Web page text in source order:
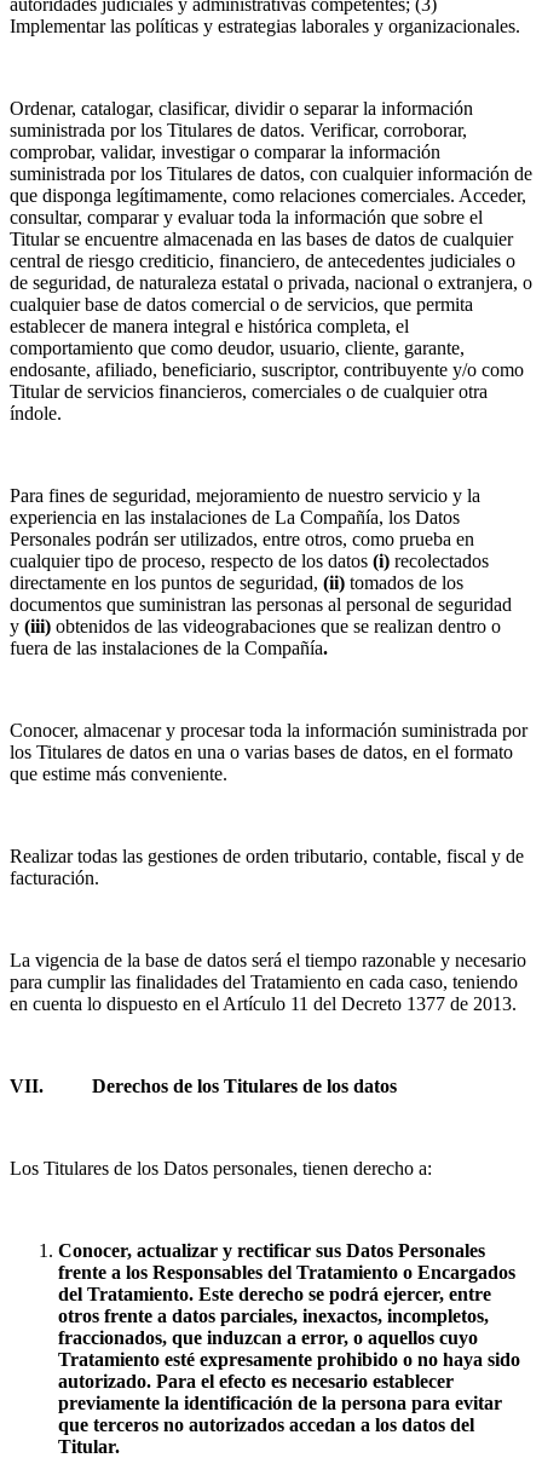
Implementar las políticas y estrategias laborales y organizacionales.
Ordenar, catalogar, clasificar, dividir o separar la información
suministrada por los Titulares de datos. Verificar, corroborar,
comprobar, validar, investigar o comparar la información
suministrada por los Titulares de datos, con cualquier información de
que disponga legítimamente, como relaciones comerciales. Acceder,
consultar, comparar y evaluar toda la información que sobre el
Titular se encuentre almacenada en las bases de datos de cualquier
central de riesgo crediticio, financiero, de antecedentes judiciales o
de seguridad, de naturaleza estatal o privada, nacional o extranjera, o
cualquier base de datos comercial o de servicios, que permita
establecer de manera integral e histórica completa, el
comportamiento que como deudor, usuario, cliente, garante,
endosante, afiliado, beneficiario, suscriptor, contribuyente y/o como
Titular de servicios financieros, comerciales o de cualquier otra
índole.
Para fines de seguridad, mejoramiento de nuestro servicio y la
experiencia en las instalaciones de La Compañía, los Datos
Personales podrán ser utilizados, entre otros, como prueba en
cualquier tipo de proceso, respecto de los datos (i) recolectados
directamente en los puntos de seguridad, (ii) tomados de los
documentos que suministran las personas al personal de seguridad
y (iii) obtenidos de las videograbaciones que se realizan dentro o
fuera de las instalaciones de la Compañía.
Conocer, almacenar y procesar toda la información suministrada por
los Titulares de datos en una o varias bases de datos, en el formato
que estime más conveniente.
Realizar todas las gestiones de orden tributario, contable, fiscal y de
facturación.
La vigencia de la base de datos será el tiempo razonable y necesario
para cumplir las finalidades del Tratamiento en cada caso, teniendo
en cuenta lo dispuesto en el Artículo 11 del Decreto 1377 de 2013.
VII. Derechos de los Titulares de los datos
Los Titulares de los Datos personales, tienen derecho a:
Conocer, actualizar y rectificar sus Datos Personales
frente a los Responsables del Tratamiento o Encargados
del Tratamiento. Este derecho se podrá ejercer, entre
otros frente a datos parciales, inexactos, incompletos,
fraccionados, que induzcan a error, o aquellos cuyo
Tratamiento esté expresamente prohibido o no haya sido
autorizado. Para el efecto es necesario establecer
previamente la identificación de la persona para evitar
que terceros no autorizados accedan a los datos del
Titular.